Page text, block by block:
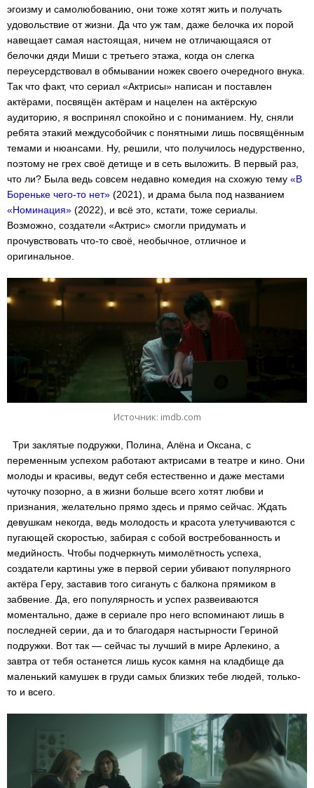
эгоизму и самолюбованию, они тоже хотят жить и получать
удовольствие от жизни. Да что уж там, даже белочка их порой
навещает самая настоящая, ничем не отличающаяся от
белочки дяди Миши с третьего этажа, когда он слегка
переусердствовал в обмывании ножек своего очередного внука.
Так что факт, что сериал «Актрисы» написан и поставлен
актёрами, посвящён актёрам и нацелен на актёрскую
аудиторию, я воспринял спокойно и с пониманием. Ну, сняли
ребята этакий междусобойчик с понятными лишь посвящённым
темами и нюансами. Ну, решили, что получилось недурственно,
поэтому не грех своё детище и в сеть выложить. В первый раз,
что ли? Была ведь совсем недавно комедия на схожую тему «В
Бореньке чего-то нет» (2021), и драма была под названием
«Номинация» (2022), и всё это, кстати, тоже сериалы.
Возможно, создатели «Актрис» смогли придумать и
прочувствовать что-то своё, необычное, отличное и
оригинальное.
Источник: imdb.com
Три заклятые подружки, Полина, Алёна и Оксана, с
переменным успехом работают актрисами в театре и кино. Они
молоды и красивы, ведут себя естественно и даже местами
чуточку позорно, а в жизни больше всего хотят любви и
признания, желательно прямо здесь и прямо сейчас. Ждать
девушкам некогда, ведь молодость и красота улетучиваются с
пугающей скоростью, забирая с собой востребованность и
медийность. Чтобы подчеркнуть мимолётность успеха,
создатели картины уже в первой серии убивают популярного
актёра Геру, заставив того сигануть с балкона прямиком в
забвение. Да, его популярность и успех развеиваются
моментально, даже в сериале про него вспоминают лишь в
последней серии, да и то благодаря настырности Гериной
подружки. Вот так — сейчас ты лучший в мире Арлекино, а
завтра от тебя останется лишь кусок камня на кладбище да
маленький камушек в груди самых близких тебе людей, только-
то и всего.